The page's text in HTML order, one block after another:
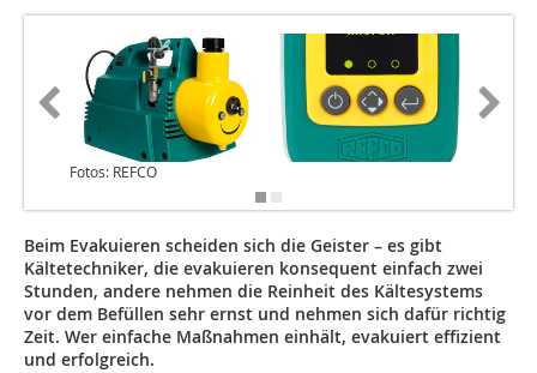
Fotos: REFCO
Beim Evakuieren scheiden sich die Geister – es gibt
Kältetechniker, die evakuieren konsequent einfach zwei
Stunden, andere nehmen die Reinheit des Kältesystems
vor dem Befüllen sehr ernst und nehmen sich dafür richtig
Zeit. Wer einfache Maßnahmen einhält, evakuiert effizient
und erfolgreich.